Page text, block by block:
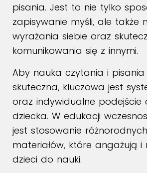
pisania. Jest to nie tylko
zapisywanie myśli, ale także
wyrażania siebie oraz
komunikowania się z innymi.
Aby nauka czytania i pisania
skuteczna, kluczowa jest
oraz indywidualne podejście
dziecka. W edukacji
jest stosowanie
materiałów, które angażują i
dzieci do nauki.